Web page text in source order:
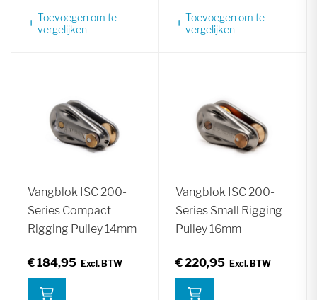
Toevoegen om te
vergelijken
Toevoegen om te
vergelijken
Vangblok ISC 200-
Series Compact
Rigging Pulley 14mm
€ 184,95
Vangblok ISC 200-
Series Small Rigging
Pulley 16mm
€ 220,95